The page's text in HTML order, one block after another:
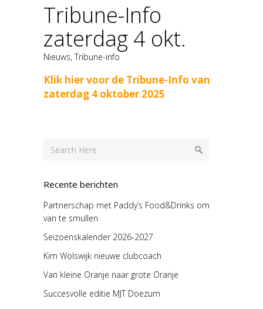
Tribune-Info
zaterdag 4 okt.
Nieuws,Tribune-info
Klik hier voor de Tribune-Info van
zaterdag 4 oktober 2025
Recente berichten
Partnerschap met Paddy’s Food&Drinks om
van te smullen
Seizoenskalender 2026-2027
Kim Wolswijk nieuwe clubcoach
Van kleine Oranje naar grote Oranje
Succesvolle editie MJT Doezum